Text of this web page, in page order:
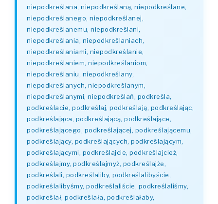
niepodkreślana, niepodkreślaną, niepodkreślane,
niepodkreślanego, niepodkreślanej,
niepodkreślanemu, niepodkreślani,
niepodkreślania, niepodkreślaniach,
niepodkreślaniami, niepodkreślanie,
niepodkreślaniem, niepodkreślaniom,
niepodkreślaniu, niepodkreślany,
niepodkreślanych, niepodkreślanym,
niepodkreślanymi, niepodkreślań, podkreśla,
podkreślacie, podkreślaj, podkreślają, podkreślając,
podkreślająca, podkreślającą, podkreślające,
podkreślającego, podkreślającej, podkreślającemu,
podkreślający, podkreślających, podkreślającym,
podkreślającymi, podkreślajcie, podkreślajcież,
podkreślajmy, podkreślajmyż, podkreślajże,
podkreślali, podkreślaliby, podkreślalibyście,
podkreślalibyśmy, podkreślaliście, podkreślaliśmy,
podkreślał, podkreślała, podkreślałaby,